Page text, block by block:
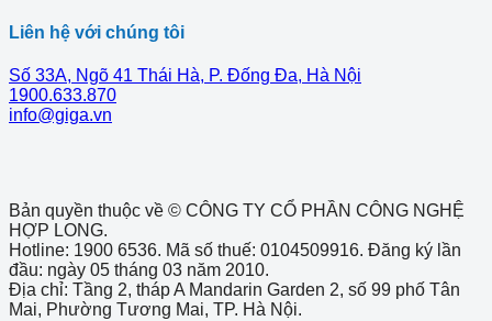
Liên hệ với chúng tôi
Số 33A, Ngõ 41 Thái Hà, P. Đống Đa, Hà Nội
1900.633.870
info@giga.vn
Bản quyền thuộc về © CÔNG TY CỔ PHẦN CÔNG NGHỆ
HỢP LONG.
Hotline: 1900 6536. Mã số thuế: 0104509916. Đăng ký lần
đầu: ngày 05 tháng 03 năm 2010.
Địa chỉ: Tầng 2, tháp A Mandarin Garden 2, số 99 phố Tân
Mai, Phường Tương Mai, TP. Hà Nội.